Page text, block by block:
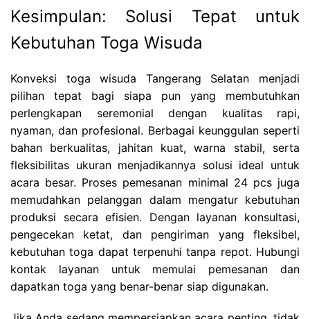
Kesimpulan: Solusi Tepat untuk
Kebutuhan Toga Wisuda
Konveksi toga wisuda Tangerang Selatan menjadi
pilihan tepat bagi siapa pun yang membutuhkan
perlengkapan seremonial dengan kualitas rapi,
nyaman, dan profesional. Berbagai keunggulan seperti
bahan berkualitas, jahitan kuat, warna stabil, serta
fleksibilitas ukuran menjadikannya solusi ideal untuk
acara besar. Proses pemesanan minimal 24 pcs juga
memudahkan pelanggan dalam mengatur kebutuhan
produksi secara efisien. Dengan layanan konsultasi,
pengecekan ketat, dan pengiriman yang fleksibel,
kebutuhan toga dapat terpenuhi tanpa repot. Hubungi
kontak layanan untuk memulai pemesanan dan
dapatkan toga yang benar-benar siap digunakan.